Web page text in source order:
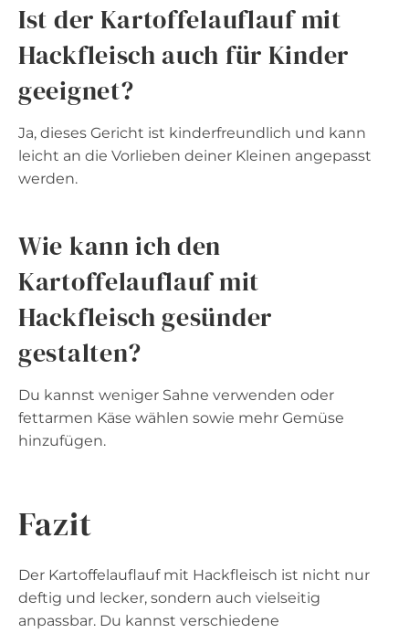
Ist der Kartoffelauflauf mit
Hackfleisch auch für Kinder
geeignet?
Ja, dieses Gericht ist kinderfreundlich und kann
leicht an die Vorlieben deiner Kleinen angepasst
werden.
Wie kann ich den
Kartoffelauflauf mit
Hackfleisch gesünder
gestalten?
Du kannst weniger Sahne verwenden oder
fettarmen Käse wählen sowie mehr Gemüse
hinzufügen.
Fazit
Der Kartoffelauflauf mit Hackfleisch ist nicht nur
deftig und lecker, sondern auch vielseitig
anpassbar. Du kannst verschiedene